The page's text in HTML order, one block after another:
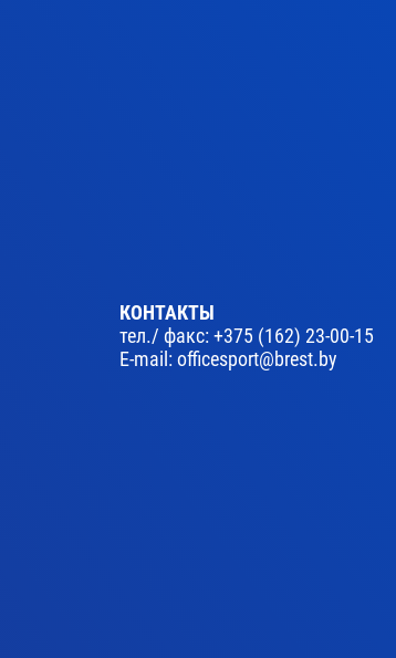
КОНТАКТЫ
тел./ факс:+375 (162) 23-00-15
E-mail:officesport@brest.by